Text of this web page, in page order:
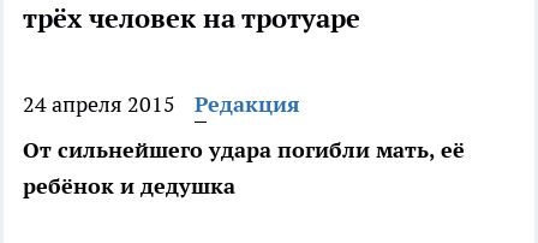
трёх человек на тротуаре
24 апреля 2015
Редакция
От сильнейшего удара погибли мать, её
ребёнок и дедушка